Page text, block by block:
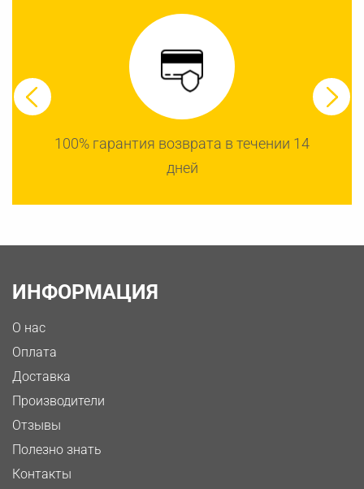
100% гарантия возврата в течении 14
дней
ИНФОРМАЦИЯ
О нас
Оплата
Доставка
Производители
Отзывы
Полезно знать
Контакты